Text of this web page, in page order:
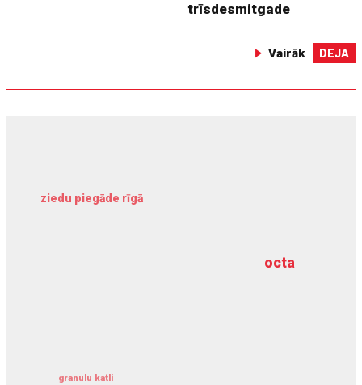
trīsdesmitgade
Vairāk DEJA
octa
ziedu piegāde rīgā
granulu katli
dziļurbums